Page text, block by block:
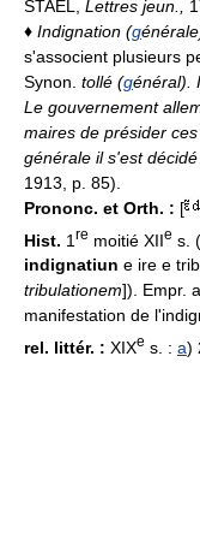
STAËL, Lettres jeun.,
♦ Indignation (g
s'associent plusieurs
Synon. tollé (général).
Le gouvernement
maires de présider
générale il s'est
1913, p. 85).
Prononc. et Orth. : [
Hist. 1 re moitié XIIe s. (
indignatiun e ire e
tribulationem]). Empr.
manifestation de
rel. littér. : XIXe s. : a)